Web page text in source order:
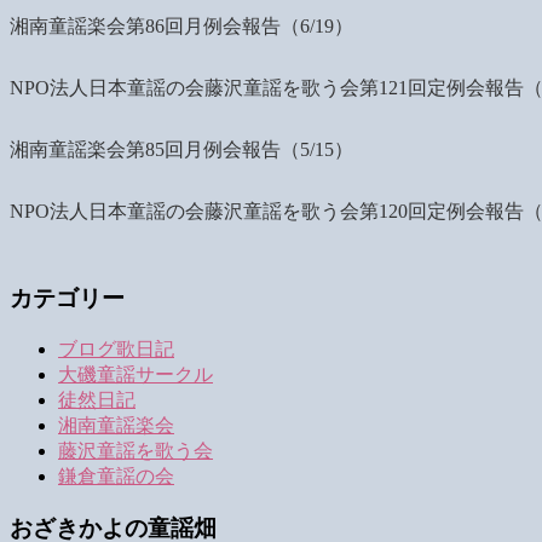
湘南童謡楽会第86回月例会報告（6/19）
NPO法人日本童謡の会藤沢童謡を歌う会第121回定例会報告（
湘南童謡楽会第85回月例会報告（5/15）
NPO法人日本童謡の会藤沢童謡を歌う会第120回定例会報告（
カテゴリー
ブログ歌日記
大磯童謡サークル
徒然日記
湘南童謡楽会
藤沢童謡を歌う会
鎌倉童謡の会
おざきかよの童謡畑